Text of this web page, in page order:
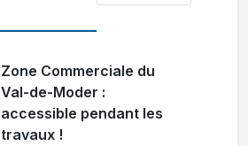
Zone Commerciale du
Val-de-Moder :
accessible pendant les
travaux !